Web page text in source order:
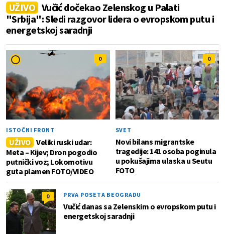
UŽIVO Vučić dočekao Zelenskog u Palati
"Srbija": Sledi razgovor lidera o evropskom putu i
energetskoj saradnji
0
ISTOČNI FRONT
UŽIVO Veliki ruski udar:
Meta – Kijev; Dron pogodio
putnički voz; Lokomotivu
guta plamen FOTO/VIDEO
0
SVET
Novi bilans migrantske
tragedije: 141 osoba poginula
u pokušajima ulaska u Seutu
FOTO
0 PRVA POSETA BEOGRADU
Vučić danas sa Zelenskim o evropskom putu i
energetskoj saradnji